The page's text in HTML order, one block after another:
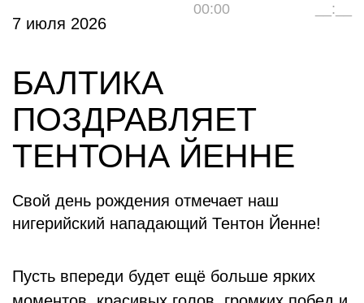
00:00 __:__
7 июля 2026
БАЛТИКА
ПОЗДРАВЛЯЕТ
ТЕНТОНА ЙЕННЕ
Свой день рождения отмечает наш
нигерийский нападающий Тентон Йенне!
Пусть впереди будет ещё больше ярких